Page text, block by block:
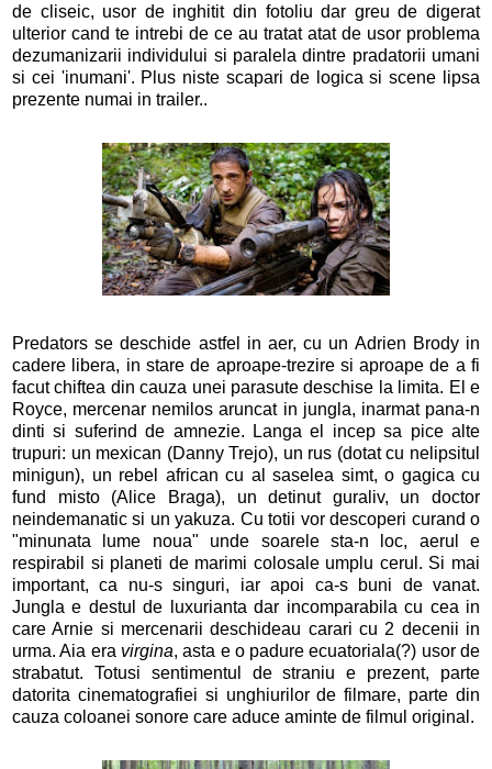
de cliseic, usor de inghitit din fotoliu dar greu de digerat
ulterior cand te intrebi de ce au tratat atat de usor problema
dezumanizarii individului si paralela dintre pradatorii umani
si cei 'inumani'. Plus niste scapari de logica si scene lipsa
prezente numai in trailer..
Predators se deschide astfel in aer, cu un Adrien Brody in
cadere libera, in stare de aproape-trezire si aproape de a fi
facut chiftea din cauza unei parasute deschise la limita. El e
Royce, mercenar nemilos aruncat in jungla, inarmat pana-n
dinti si suferind de amnezie. Langa el incep sa pice alte
trupuri: un mexican (Danny Trejo), un rus (dotat cu nelipsitul
minigun), un rebel african cu al saselea simt, o gagica cu
fund misto (Alice Braga), un detinut guraliv, un doctor
neindemanatic si un yakuza. Cu totii vor descoperi curand o
"minunata lume noua" unde soarele sta-n loc, aerul e
respirabil si planeti de marimi colosale umplu cerul. Si mai
important, ca nu-s singuri, iar apoi ca-s buni de vanat.
Jungla e destul de luxurianta dar incomparabila cu cea in
care Arnie si mercenarii deschideau carari cu 2 decenii in
urma. Aia era virgina, asta e o padure ecuatoriala(?) usor de
strabatut. Totusi sentimentul de straniu e prezent, parte
datorita cinematografiei si unghiurilor de filmare, parte din
cauza coloanei sonore care aduce aminte de filmul original.